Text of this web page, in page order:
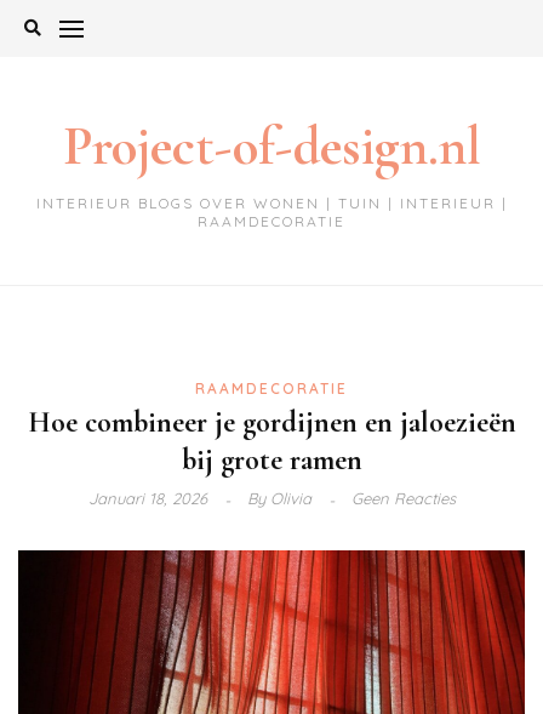
Project-of-design.nl
INTERIEUR BLOGS OVER WONEN | TUIN | INTERIEUR |
RAAMDECORATIE
RAAMDECORATIE
Hoe combineer je gordijnen en jaloezieën
bij grote ramen
Januari 18, 2026 ByOlivia Geen Reacties